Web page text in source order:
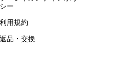
シー
利用規約
返品・交換